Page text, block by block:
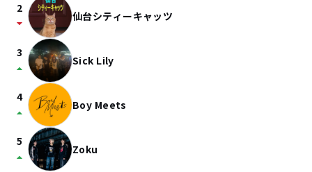
2
arrow_drop_down 仙台シティーキャッツ
3
arrow_drop_up Sick Lily
4
arrow_drop_up Boy Meets
5
arrow_drop_up Zoku